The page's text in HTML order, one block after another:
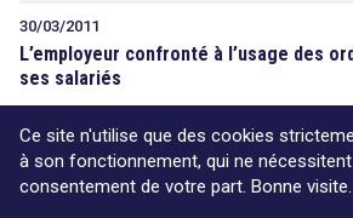
30/03/2011
L’employeur confronté à l’usage des
ses salariés
Voir plus d'articles
Ce site n'utilise que des cookies
à son fonctionnement, qui ne
consentement de votre part. Bonne visite.